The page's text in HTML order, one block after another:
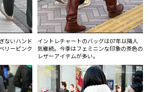
ないハンド
リーピンク
イントレチャートのバッグは07年以降人
気継続。今季はフェミニンな印象の茶色の
レザーアイテムが多い。